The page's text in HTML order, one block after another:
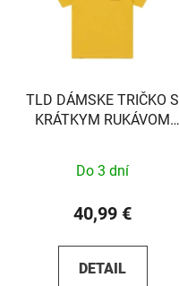
TLD DÁMSKE TRIČKO S
KRÁTKYM RUKÁVOM
Do 3 dní
40,99 €
DETAIL